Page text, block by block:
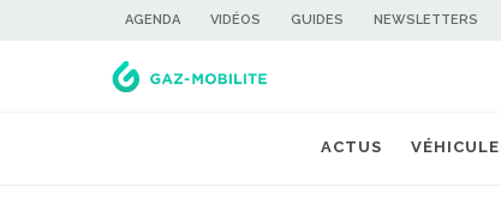
AGENDA VIDÉOS GUIDES NEWSLETTERS
ACTUS